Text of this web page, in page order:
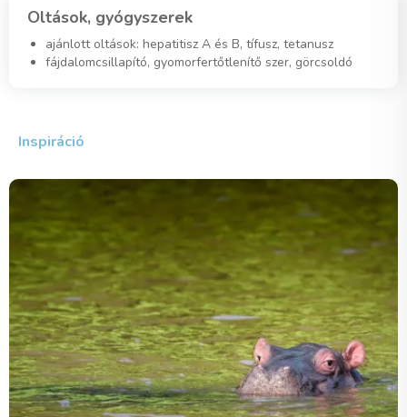
Oltások, gyógyszerek
ajánlott oltások: hepatitisz A és B, tífusz, tetanusz
fájdalomcsillapító, gyomorfertőtlenítő szer, görcsoldó
Inspiráció